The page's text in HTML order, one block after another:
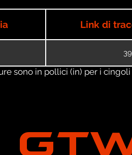
Link di
39
sono in pollici (in) per i